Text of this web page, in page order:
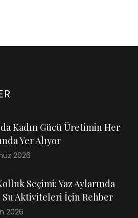
Kadın Gücü Üretimin Her
Yer Alıyor
2026
Seçimi: Yaz Aylarında
Su Aktiviteleri İçin Rehber
2026